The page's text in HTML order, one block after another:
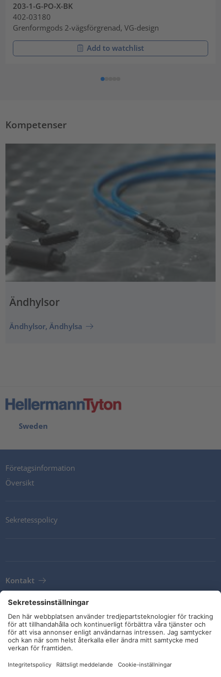
203-1-G-PO-X-BK
402-03180
Grenformgods 2-vägsförgrenad, VG-design
Add to watchlist
Kompetenser
Ändhylsor
Ändhylsor, Ändhylsa
Sweden
Företagsinformation
Översikt
Sekretesspolicy
Kontakt
Leveransvillkor
Riktlinjer och åtaganden
Sociala medier